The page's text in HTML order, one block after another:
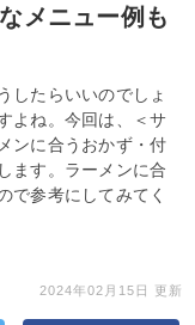
メニュー例も
したらいいのでしょ
よね。今回は、＜サ
ンに合うおかず・付
ます。ラーメンに合
で参考にしてみてく
2024年02月15日 更新